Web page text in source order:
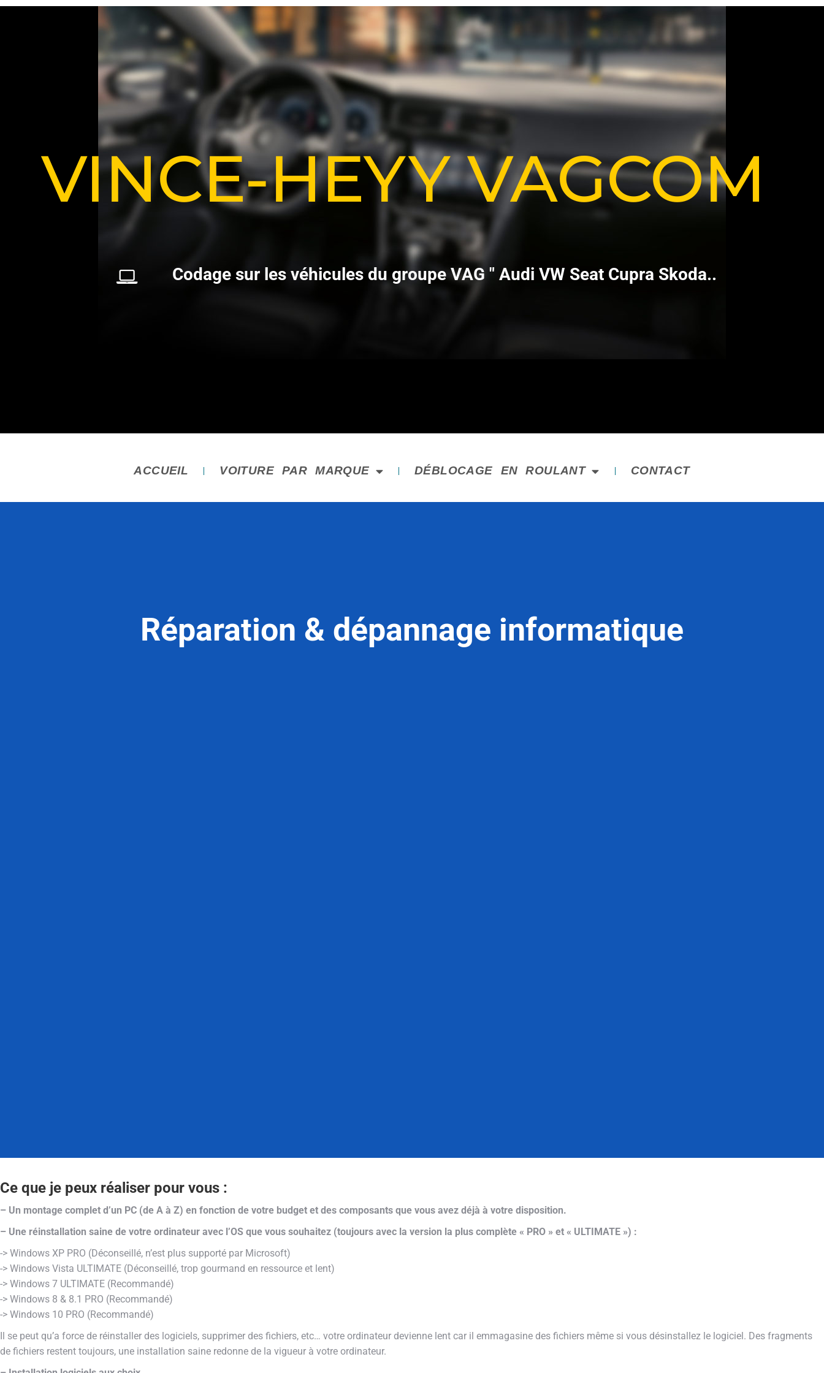
VINCE-HEYY VAGCOM
Codage sur les véhicules du groupe VAG " Audi VW Seat Cupra Skoda..
ACCUEIL VOITURE PAR MARQUE DÉBLOCAGE EN ROULANT CONTACT
Réparation & dépannage informatique
Ce que je peux réaliser pour vous :
– Un montage complet d’un PC (de A à Z) en fonction de votre budget et des composants que vous avez déjà à votre disposition.
– Une réinstallation saine de votre ordinateur avec l’OS que vous souhaitez (toujours avec la version la plus complète « PRO » et « ULTIMATE ») :
-> Windows XP PRO (Déconseillé, n’est plus supporté par Microsoft)
-> Windows Vista ULTIMATE (Déconseillé, trop gourmand en ressource et lent)
-> Windows 7 ULTIMATE (Recommandé)
-> Windows 8 & 8.1 PRO (Recommandé)
-> Windows 10 PRO (Recommandé)
Il se peut qu’a force de réinstaller des logiciels, supprimer des fichiers, etc… votre ordinateur devienne lent car il emmagasine des fichiers même si vous désinstallez le logiciel. Des fragments
de fichiers restent toujours, une installation saine redonne de la vigueur à votre ordinateur.